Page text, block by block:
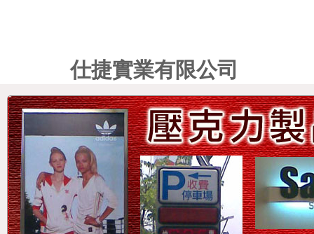
仕捷實業有限公司